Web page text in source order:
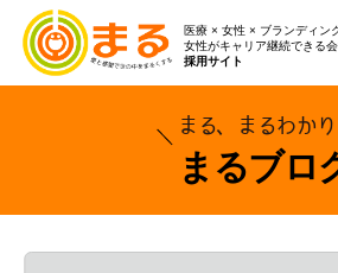
医療 × 女性 × ブランディン
女性がキャリア継続できる
採用サイト
まる、まるわかり
まるブロ